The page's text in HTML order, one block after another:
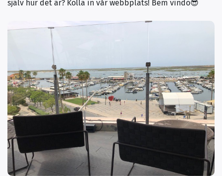
själv hur det är? Kolla in vår webbplats! Bem vindo😎